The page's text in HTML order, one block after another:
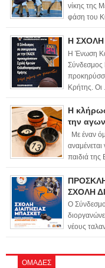
νίκης της
φάση του
Η ΣΧΟΛΗ
Η Ένωση
Σύνδεσμος
Κρήτης. Οι ...
Η
την
Με έναν
παιδιά της
ΣΧΟΛΗ
Ο
νέους
ΟΜΑΔΕΣ